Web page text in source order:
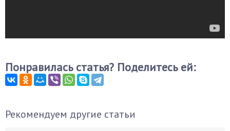
Понравилась статья? Поделитесь ей:
Рекомендуем другие статьи